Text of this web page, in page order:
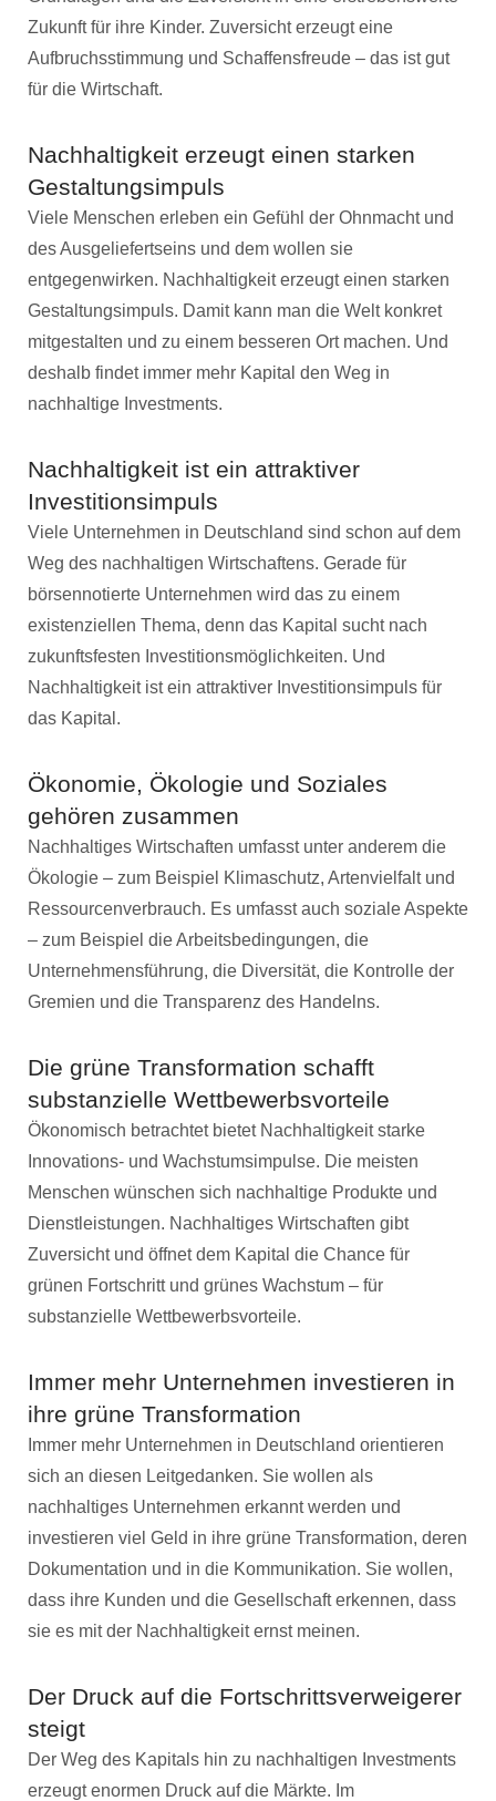
Zukunft für ihre Kinder. Zuversicht erzeugt eine
Aufbruchsstimmung und Schaffensfreude – das ist gut
für die Wirtschaft.
Nachhaltigkeit erzeugt einen starken
Gestaltungsimpuls
Viele Menschen erleben ein Gefühl der Ohnmacht und
des Ausgeliefertseins und dem wollen sie
entgegenwirken. Nachhaltigkeit erzeugt einen starken
Gestaltungsimpuls. Damit kann man die Welt konkret
mitgestalten und zu einem besseren Ort machen. Und
deshalb findet immer mehr Kapital den Weg in
nachhaltige Investments.
Nachhaltigkeit ist ein attraktiver
Investitionsimpuls
Viele Unternehmen in Deutschland sind schon auf dem
Weg des nachhaltigen Wirtschaftens. Gerade für
börsennotierte Unternehmen wird das zu einem
existenziellen Thema, denn das Kapital sucht nach
zukunftsfesten Investitionsmöglichkeiten. Und
Nachhaltigkeit ist ein attraktiver Investitionsimpuls für
das Kapital.
Ökonomie, Ökologie und Soziales
gehören zusammen
Nachhaltiges Wirtschaften umfasst unter anderem die
Ökologie – zum Beispiel Klimaschutz, Artenvielfalt und
Ressourcenverbrauch. Es umfasst auch soziale Aspekte
– zum Beispiel die Arbeitsbedingungen, die
Unternehmensführung, die Diversität, die Kontrolle der
Gremien und die Transparenz des Handelns.
Die grüne Transformation schafft
substanzielle Wettbewerbsvorteile
Ökonomisch betrachtet bietet Nachhaltigkeit starke
Innovations- und Wachstumsimpulse. Die meisten
Menschen wünschen sich nachhaltige Produkte und
Dienstleistungen. Nachhaltiges Wirtschaften gibt
Zuversicht und öffnet dem Kapital die Chance für
grünen Fortschritt und grünes Wachstum – für
substanzielle Wettbewerbsvorteile.
Immer mehr Unternehmen investieren in
ihre grüne Transformation
Immer mehr Unternehmen in Deutschland orientieren
sich an diesen Leitgedanken. Sie wollen als
nachhaltiges Unternehmen erkannt werden und
investieren viel Geld in ihre grüne Transformation, deren
Dokumentation und in die Kommunikation. Sie wollen,
dass ihre Kunden und die Gesellschaft erkennen, dass
sie es mit der Nachhaltigkeit ernst meinen.
Der Druck auf die Fortschrittsverweigerer
steigt
Der Weg des Kapitals hin zu nachhaltigen Investments
erzeugt enormen Druck auf die Märkte. Im